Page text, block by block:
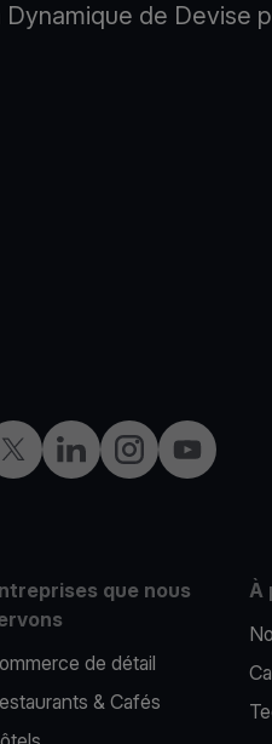
Dynamique de
X LinkedInInstagramYouTube
que nous
de détail
& Cafés
À